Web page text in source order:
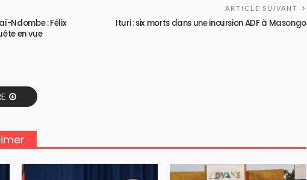
Ndombe : Félix
en vue
ARTICLE SUIVANT
Ituri : six morts dans une incursion ADF à Masongo